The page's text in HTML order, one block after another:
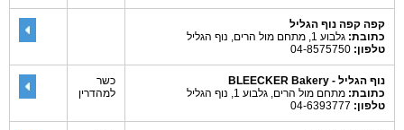
קפה קפה נוף הגליל
כתובת: גלבוע 1, מתחם מול הרים, נוף הגליל
טלפון:
נוף הגליל - BLEECKER Bakery
כתובת: מתחם מול הרים, גלבוע 1, נוף הגליל
טלפון:
כשר
למהדרין